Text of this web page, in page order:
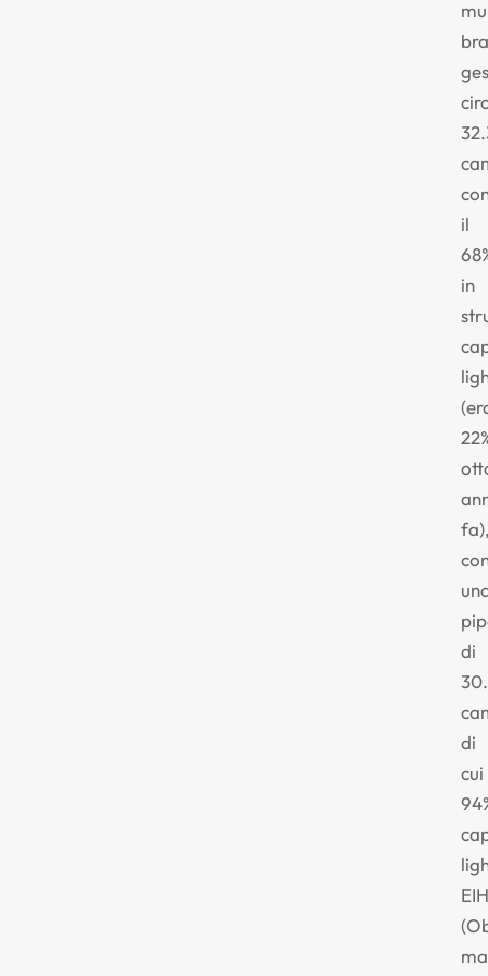
il
in
di
di
cui
EIH